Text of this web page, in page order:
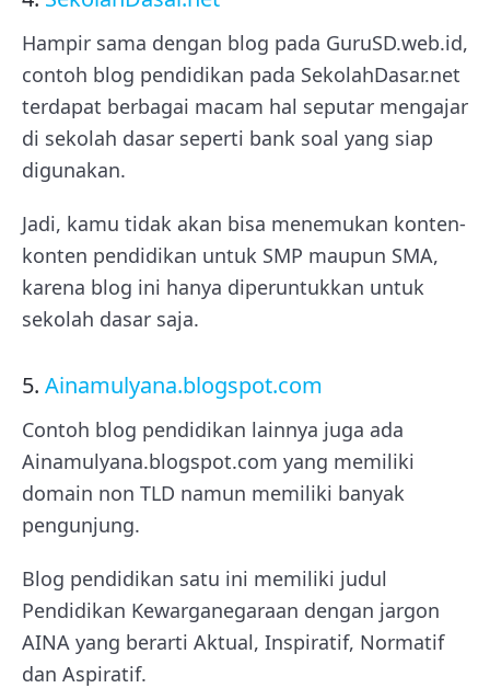
Hampir sama dengan blog pada GuruSD.web.id,
contoh blog pendidikan pada SekolahDasar.net
terdapat berbagai macam hal seputar mengajar
di sekolah dasar seperti bank soal yang siap
digunakan.
Jadi, kamu tidak akan bisa menemukan konten-
konten pendidikan untuk SMP maupun SMA,
karena blog ini hanya diperuntukkan untuk
sekolah dasar saja.
5. Ainamulyana.blogspot.com
Contoh blog pendidikan lainnya juga ada
Ainamulyana.blogspot.com yang memiliki
domain non TLD namun memiliki banyak
pengunjung.
Blog pendidikan satu ini memiliki judul
Pendidikan Kewarganegaraan dengan jargon
AINA yang berarti Aktual, Inspiratif, Normatif
dan Aspiratif.